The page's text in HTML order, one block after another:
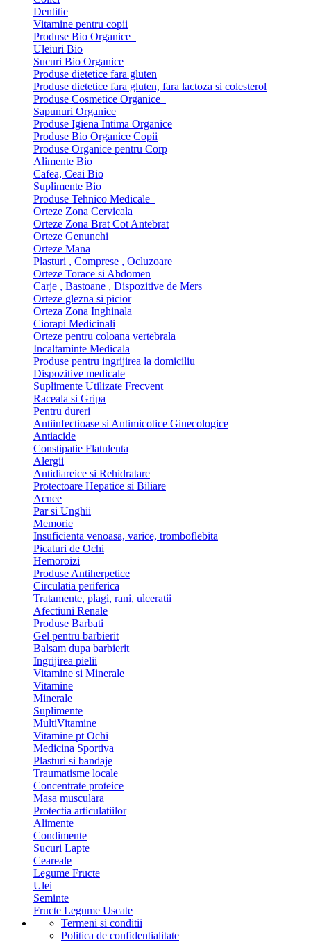
Dentitie
Vitamine pentru copii
Produse Bio Organice
Uleiuri Bio
Sucuri Bio Organice
Produse dietetice fara gluten
Produse dietetice fara gluten, fara lactoza si colesterol
Produse Cosmetice Organice
Sapunuri Organice
Produse Igiena Intima Organice
Produse Bio Organice Copii
Produse Organice pentru Corp
Alimente Bio
Cafea, Ceai Bio
Suplimente Bio
Produse Tehnico Medicale
Orteze Zona Cervicala
Orteze Zona Brat Cot Antebrat
Orteze Genunchi
Orteze Mana
Plasturi , Comprese , Ocluzoare
Orteze Torace si Abdomen
Carje , Bastoane , Dispozitive de Mers
Orteze glezna si picior
Orteza Zona Inghinala
Ciorapi Medicinali
Orteze pentru coloana vertebrala
Incaltaminte Medicala
Produse pentru ingrijirea la domiciliu
Dispozitive medicale
Suplimente Utilizate Frecvent
Raceala si Gripa
Pentru dureri
Antiinfectioase si Antimicotice Ginecologice
Antiacide
Constipatie Flatulenta
Alergii
Antidiareice si Rehidratare
Protectoare Hepatice si Biliare
Acnee
Par si Unghii
Memorie
Insuficienta venoasa, varice, tromboflebita
Picaturi de Ochi
Hemoroizi
Produse Antiherpetice
Circulatia periferica
Tratamente, plagi, rani, ulceratii
Afectiuni Renale
Produse Barbati
Gel pentru barbierit
Balsam dupa barbierit
Ingrijirea pielii
Vitamine si Minerale
Vitamine
Minerale
Suplimente
MultiVitamine
Vitamine pt Ochi
Medicina Sportiva
Plasturi si bandaje
Traumatisme locale
Concentrate proteice
Masa musculara
Protectia articulatiilor
Alimente
Condimente
Sucuri Lapte
Ceareale
Legume Fructe
Ulei
Seminte
Fructe Legume Uscate
Termeni si conditii
Politica de confidentialitate